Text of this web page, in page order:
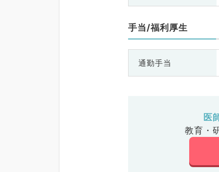
手当/福利厚生
通勤手当
医
教育・